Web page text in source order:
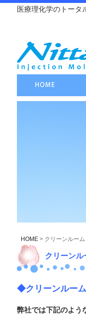
医療理化学のトータ
HOME > クリーンルー
クリーンル
◆クリーンルー
弊社では下記のよう